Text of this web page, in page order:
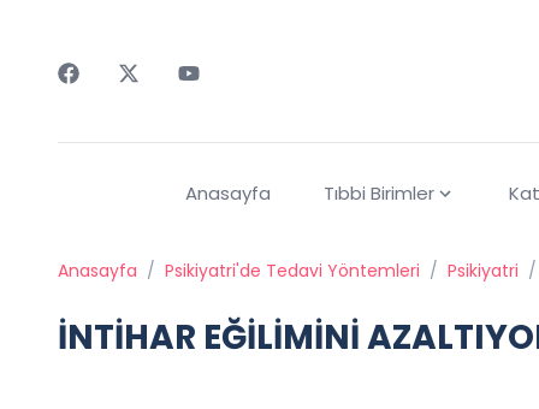
Anasayfa Tıbbi Birimler
Anasayfa / Psikiyatri'de Tedavi Yöntemleri / Psikiyatri /
İNTİHAR EĞİLİMİNİ